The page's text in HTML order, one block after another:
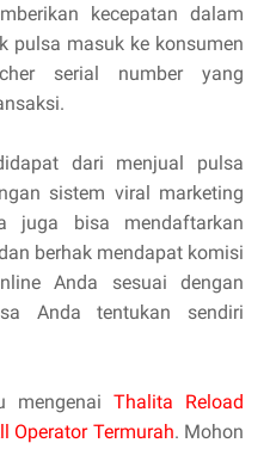
kecepatan dalam
pulsa masuk ke konsumen
serial number yang
dari menjual pulsa
sistem viral marketing
juga bisa mendaftarkan
berhak mendapat komisi
Anda sesuai dengan
Anda tentukan sendiri
mengenai Thalita Reload
Operator Termurah. Mohon